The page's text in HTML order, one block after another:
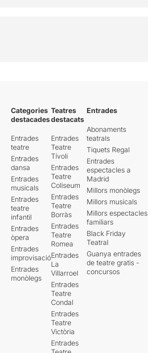
Categories
destacades
Entrades
teatre
Entrades
dansa
Entrades
musicals
Entrades
teatre
infantil
Entrades
òpera
Entrades
improvisació
Entrades
monòlegs
Teatres
destacats
Entrades
Teatre
Tívoli
Entrades
Teatre
Coliseum
Entrades
Teatre
Borràs
Entrades
Teatre
Romea
Entrades
La
Villarroel
Entrades
Teatre
Condal
Entrades
Teatre
Victòria
Entrades
Entrades
Abonaments
teatrals
Tiquets Regal
Entrades
espectacles a
Madrid
Millors monòlegs
Millors musicals
Millors espectacles
familiars
Black Friday
Teatral
Guanya entrades
de teatre gratis -
concursos